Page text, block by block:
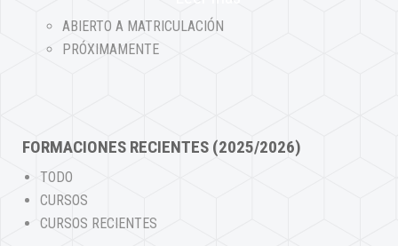
ABIERTO A MATRICULACIÓN
PRÓXIMAMENTE
FORMACIONES RECIENTES (2025/2026)
TODO
CURSOS
CURSOS RECIENTES